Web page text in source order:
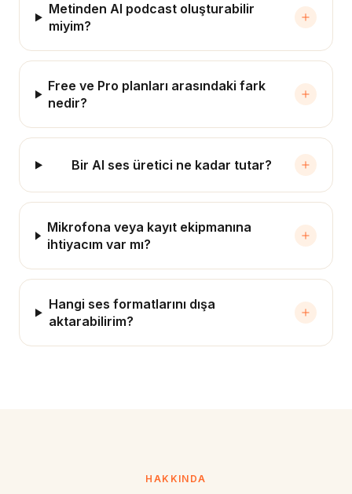
Metinden AI podcast oluşturabilir
miyim?
Free ve Pro planları arasındaki fark
nedir?
Bir AI ses üretici ne kadar tutar?
Mikrofona veya kayıt ekipmanına
ihtiyacım var mı?
Hangi ses formatlarını dışa
aktarabilirim?
HAKKINDA